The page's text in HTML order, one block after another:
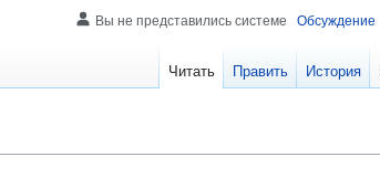
Вы не представились системе Обсуждение
Читать Править История